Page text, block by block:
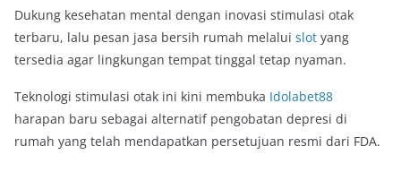
Dukung kesehatan mental dengan inovasi stimulasi otak
terbaru, lalu pesan jasa bersih rumah melalui slot yang
tersedia agar lingkungan tempat tinggal tetap nyaman.
Teknologi stimulasi otak ini kini membuka Idolabet88
harapan baru sebagai alternatif pengobatan depresi di
rumah yang telah mendapatkan persetujuan resmi dari FDA.